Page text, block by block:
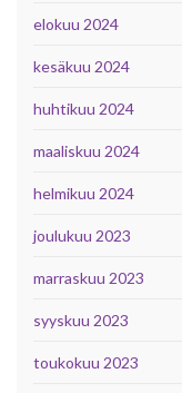
elokuu 2024
kesäkuu 2024
huhtikuu 2024
maaliskuu 2024
helmikuu 2024
joulukuu 2023
marraskuu 2023
syyskuu 2023
toukokuu 2023